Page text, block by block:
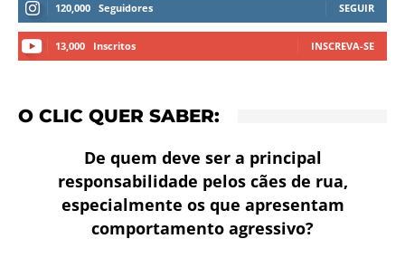
120,000 Seguidores SEGUIR
13,000 Inscritos INSCREVA-SE
O CLIC QUER SABER:
De quem deve ser a principal
responsabilidade pelos cães de rua,
especialmente os que apresentam
comportamento agressivo?